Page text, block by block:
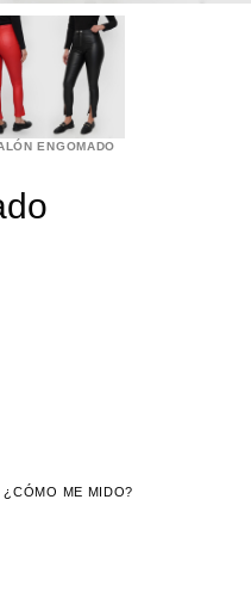
ENGOMADO
¿CÓMO ME MIDO?